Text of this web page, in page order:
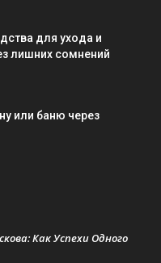
для ухода и
лишних сомнений
или баню через
Как Успехи Одного